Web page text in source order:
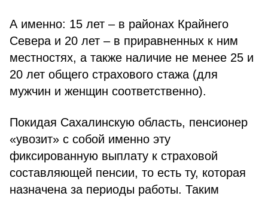
А именно: 15 лет – в районах Крайнего
Севера и 20 лет – в приравненных к ним
местностях, а также наличие не менее 25 и
20 лет общего страхового стажа (для
мужчин и женщин соответственно).
Покидая Сахалинскую область, пенсионер
«увозит» с собой именно эту
фиксированную выплату к страховой
составляющей пенсии, то есть ту, которая
назначена за периоды работы. Таким